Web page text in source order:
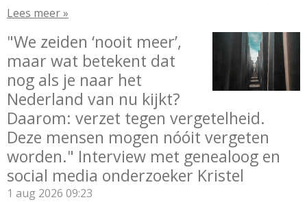
Lees meer »
"We zeiden ‘nooit meer’,
maar wat betekent dat
nog als je naar het
Nederland van nu kijkt?
Daarom: verzet tegen vergetelheid.
Deze mensen mogen nóóit vergeten
worden." Interview met genealoog en
social media onderzoeker Kristel
1 aug 2026 09:23